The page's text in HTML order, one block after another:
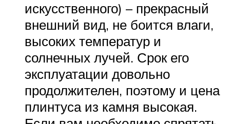
искусственного) – прекрасный
внешний вид, не боится влаги,
высоких температур и
солнечных лучей. Срок его
эксплуатации довольно
продолжителен, поэтому и цена
плинтуса из камня высокая.